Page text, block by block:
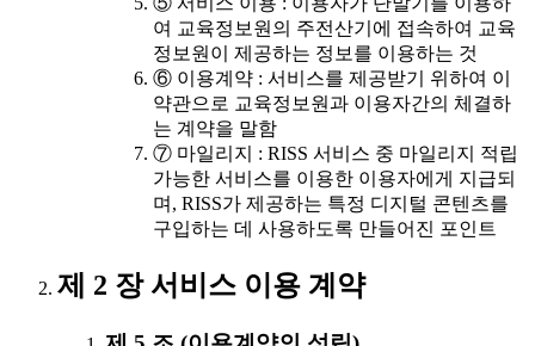
여 교육정보원의 주전산기에 접속하여 교육
정보원이 제공하는 정보를 이용하는 것
⑥ 이용계약 : 서비스를 제공받기 위하여 이
약관으로 교육정보원과 이용자간의 체결하
는 계약을 말함
⑦ 마일리지 : RISS 서비스 중 마일리지 적립
가능한 서비스를 이용한 이용자에게 지급되
며, RISS가 제공하는 특정 디지털 콘텐츠를
구입하는 데 사용하도록 만들어진 포인트
제 2 장 서비스 이용 계약